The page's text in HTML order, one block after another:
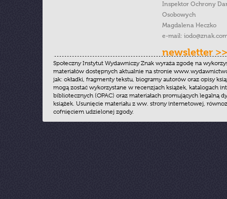
Inspektor Ochrony
Osobowych
Magdalena Heczko
e-mail:
newsletter >>
Społeczny Instytut Wydawniczy Znak wyraża zgodę na
materiałów dostępnych aktualnie na stronie
jak: okładki, fragmenty tekstu, biogramy autorów oraz opisy
mogą zostać wykorzystane w recenzjach książek, katalogach
bibliotecznych (OPAC) oraz materiałach promujących legalną
książek. Usunięcie materiału z ww. strony internetowej,
cofnięciem udzielonej zgody.